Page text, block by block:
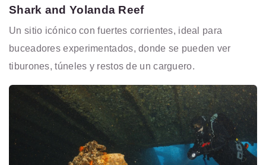
Shark and Yolanda Reef
Un sitio icónico con fuertes corrientes, ideal para
buceadores experimentados, donde se pueden ver
tiburones, túneles y restos de un carguero.